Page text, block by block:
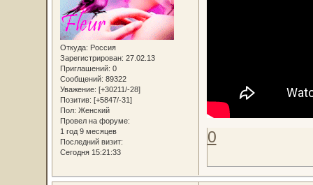
Откуда: Россия
Зарегистрирован: 27.02.13
Приглашений: 0
Сообщений: 89322
Уважение: [+30211/-28]
Позитив: [+5847/-31]
Пол: Женский
Провел на форуме:
1 год 9 месяцев
Последний визит:
Сегодня 15:21:33
0